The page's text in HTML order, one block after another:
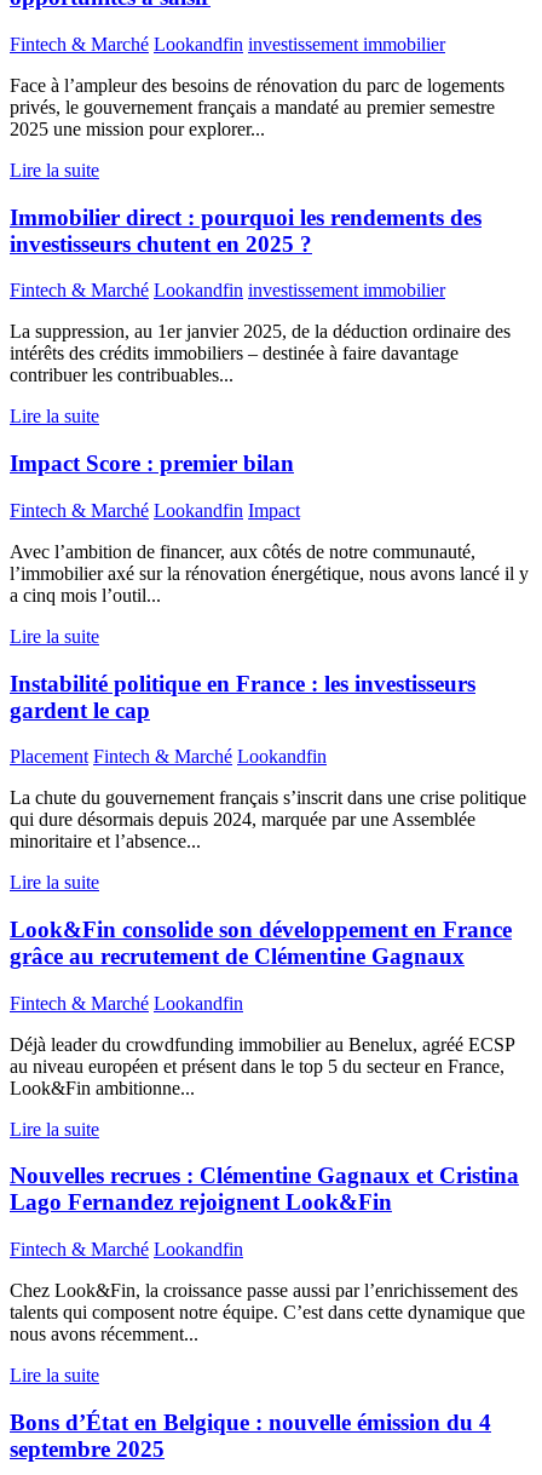
Fintech & Marché Lookandfin investissement immobilier
Face à l’ampleur des besoins de rénovation du parc de logements
privés, le gouvernement français a mandaté au premier semestre
2025 une mission pour explorer...
Lire la suite
Immobilier direct : pourquoi les rendements des
investisseurs chutent en 2025 ?
Fintech & Marché Lookandfin investissement immobilier
La suppression, au 1er janvier 2025, de la déduction ordinaire des
intérêts des crédits immobiliers – destinée à faire davantage
contribuer les contribuables...
Lire la suite
Impact Score : premier bilan
Fintech & Marché Lookandfin Impact
Avec l’ambition de financer, aux côtés de notre communauté,
l’immobilier axé sur la rénovation énergétique, nous avons lancé il y
a cinq mois l’outil...
Lire la suite
Instabilité politique en France : les investisseurs
gardent le cap
Placement Fintech & Marché Lookandfin
La chute du gouvernement français s’inscrit dans une crise politique
qui dure désormais depuis 2024, marquée par une Assemblée
minoritaire et l’absence...
Lire la suite
Look&Fin consolide son développement en France
grâce au recrutement de Clémentine Gagnaux
Fintech & Marché Lookandfin
Déjà leader du crowdfunding immobilier au Benelux, agréé ECSP
au niveau européen et présent dans le top 5 du secteur en France,
Look&Fin ambitionne...
Lire la suite
Nouvelles recrues : Clémentine Gagnaux et Cristina
Lago Fernandez rejoignent Look&Fin
Fintech & Marché Lookandfin
Chez Look&Fin, la croissance passe aussi par l’enrichissement des
talents qui composent notre équipe. C’est dans cette dynamique que
nous avons récemment...
Lire la suite
Bons d’État en Belgique : nouvelle émission du 4
septembre 2025